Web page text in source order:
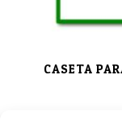
CASETA